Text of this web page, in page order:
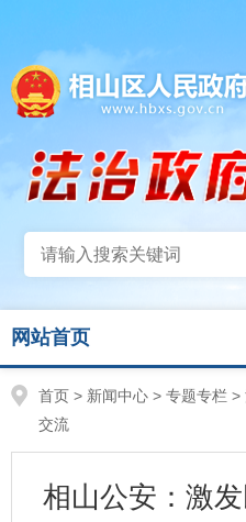
网站首页
首页 > 新闻中心 > 专题专栏 >
交流
相山公安：激